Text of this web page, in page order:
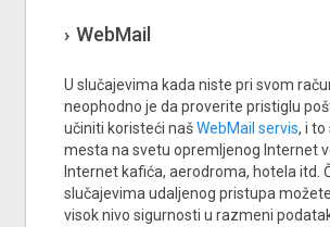
WebMail
U slučajevima kada niste pri svom
neophodno je da proverite pristiglu
učiniti koristeći našWebMail servis, i to
mesta na svetu opremljenog Internet
Internet kafića, aerodroma, hotela itd.
slučajevima udaljenog pristupa
visok nivo sigurnosti u razmeni